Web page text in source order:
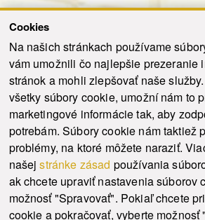
Cookies
Na našich stránkach používame
vám umožnili čo najlepšie prezeranie
stránok a mohli zlepšovať naše
všetky súbory cookie, umožní nám to
marketingové informácie tak, aby
potrebám. Súbory cookie nám taktiež
problémy, na ktoré môžete naraziť.
našejstránke zásad používania
ak chcete upraviť nastavenia súborov
možnosť "Spravovať". Pokiaľ chcete
cookie a pokračovať, vyberte možnosť
Odoslať
© 2021-2026 ku.sk. Všetky práva vyhradené.
Vyhlásenie o prístupnosti |
This site is protected by reCAPTCHA and the Google
Service
apply.